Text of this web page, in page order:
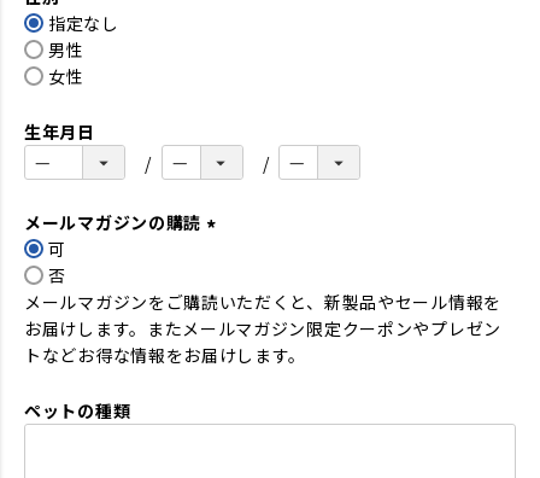
指定なし
男性
女性
生年月日
メールマガジンの購読
須
)
可
否
メールマガジンをご購読いただくと、新製品やセール情報を
お届けします。またメールマガジン限定クーポンやプレゼン
トなどお得な情報をお届けします。
ペットの種類